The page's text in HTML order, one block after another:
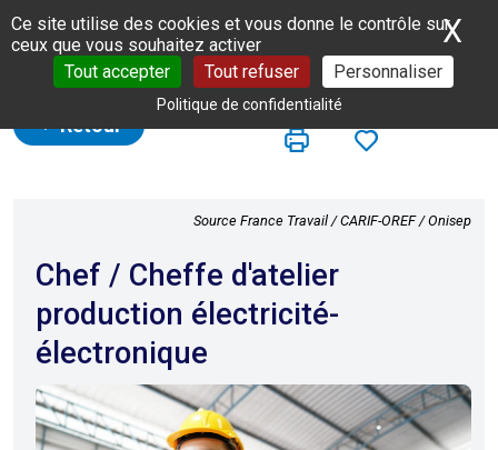
Panneau de gestion des cookies
Ce site utilise des cookies et vous donne le contrôle sur
ceux que vous souhaitez activer
Tout accepter
Tout refuser Personnaliser
Politique de confidentialité
X
Retour
Source France Travail / CARIF-OREF / Onisep
Chef / Cheffe d'atelier
production électricité-
électronique